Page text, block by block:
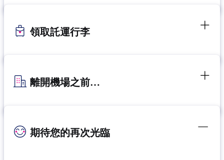
領取託運行李
離開機場之前…
期待您的再次光臨